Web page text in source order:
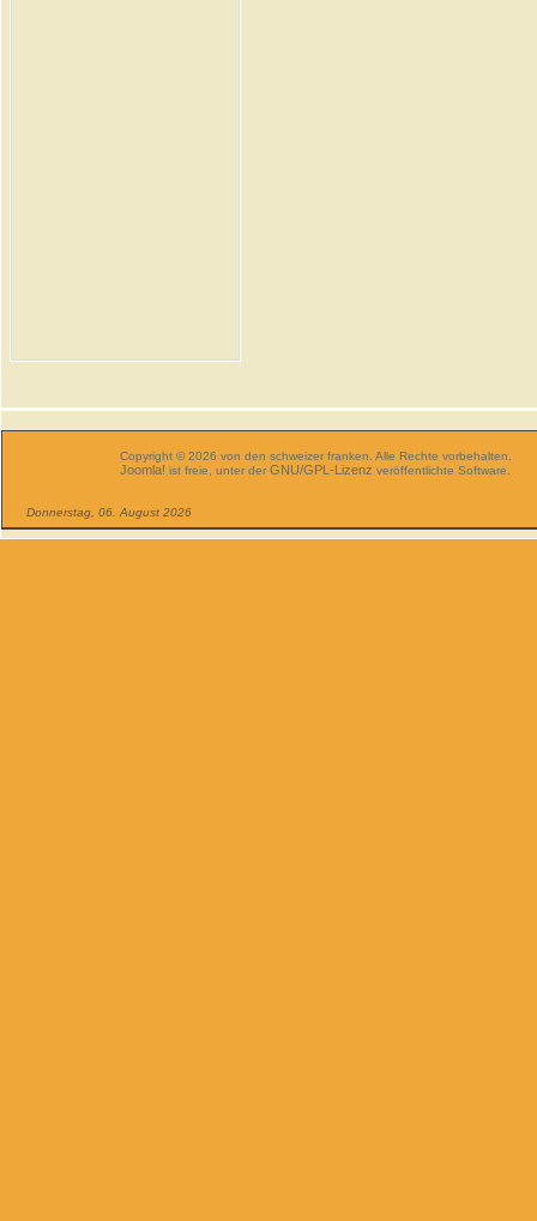
Copyright © 2026 von den schweizer franken. Alle Rechte vorbehalten.
Joomla! ist freie, unter der GNU/GPL-Lizenz veröffentlichte Software.
Donnerstag, 06. August 2026